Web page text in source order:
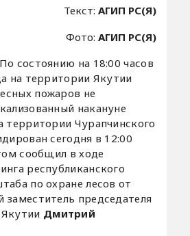
Текст:АГИП РС(Я)
Фото:АГИП РС(Я)
По состоянию на 18:00 часов
на территории Якутии
пожаров не
накануне
территории Чурапчинского
сегодня в 12:00
сообщил в ходе
республиканского
по охране лесов от
заместитель председателя
Дмитрий